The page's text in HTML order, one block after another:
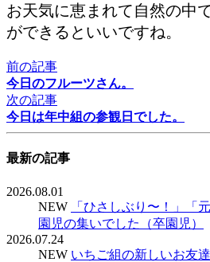
お天気に恵まれて自然の中
ができるといいですね。
前の記事
今日のフルーツさん。
次の記事
今日は年中組の参観日でした。
最新の記事
2026.08.01
NEW
「ひさしぶり〜！」「
園児の集いでした（卒園児）
2026.07.24
NEW いちご組の新しいお友